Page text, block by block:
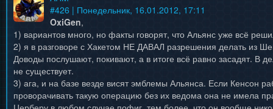
#426 | Понедельник, 16.01.2012, 17:11
OxiGen,
1) вариантов много, но факты говорят, что Альянс уже всё
2) я в разговоре с Хакетом НЕ ДАВАЛ разрешения делать из
Доводы послушают, покивают, а в итоге всё равно засадят. В
не существует.
3) ага, и на базе везде висят эмблемы Альянса. Если Кенсон
проворачивать такую операцию без их ведома она не имела